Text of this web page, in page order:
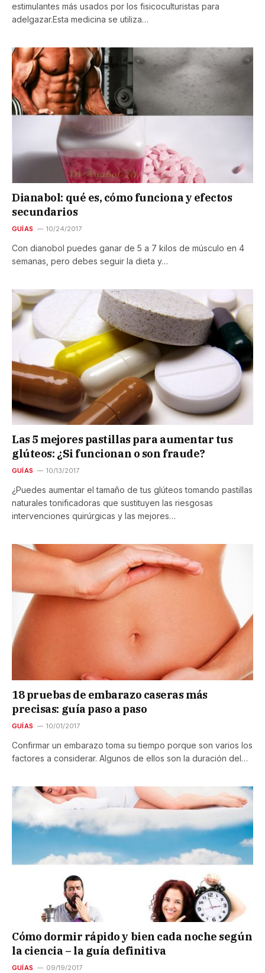
estimulantes más usados por los fisicoculturistas para
adelgazar.Esta medicina se utiliza…
Dianabol: qué es, cómo funciona y efectos
secundarios
GUÍAS 10/24/2017
Con dianobol puedes ganar de 5 a 7 kilos de músculo en 4
semanas, pero debes seguir la dieta y…
Las 5 mejores pastillas para aumentar tus
glúteos: ¿Si funcionan o son fraude?
GUÍAS 10/13/2017
¿Puedes aumentar el tamaño de tus glúteos tomando pastillas
naturales tonificadoras que sustituyen las riesgosas
intervenciones quirúrgicas y las mejores…
18 pruebas de embarazo caseras más
precisas: guía paso a paso
GUÍAS 10/01/2017
Confirmar un embarazo toma su tiempo porque son varios los
factores a considerar. Algunos de ellos son la duración del…
Cómo dormir rápido y bien cada noche según
la ciencia – la guía definitiva
GUÍAS 09/19/2017